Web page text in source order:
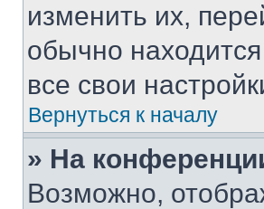
изменить их,
обычно
все свои
Вернуться к началу
» На
Возможно,